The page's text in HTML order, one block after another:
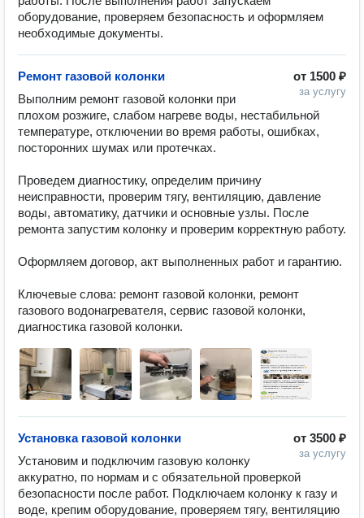
оборудование, проверяем безопасность и оформляем
необходимые документы.
от 1500 ₽
за услугу
Ремонт газовой колонки
Выполним ремонт газовой колонки при
плохом розжиге, слабом нагреве воды, нестабильной
температуре, отключении во время работы, ошибках,
посторонних шумах или протечках.
Проведем диагностику, определим причину
неисправности, проверим тягу, вентиляцию, давление
воды, автоматику, датчики и основные узлы. После
ремонта запустим колонку и проверим корректную работу.
Оформляем договор, акт выполненных работ и гарантию.
Ключевые слова: ремонт газовой колонки, ремонт
газового водонагревателя, сервис газовой колонки,
диагностика газовой колонки.
от 3500 ₽
за услугу
Установка газовой колонки
Установим и подключим газовую колонку
аккуратно, по нормам и с обязательной проверкой
безопасности после работ. Подключаем колонку к газу и
воде, крепим оборудование, проверяем тягу, вентиляцию